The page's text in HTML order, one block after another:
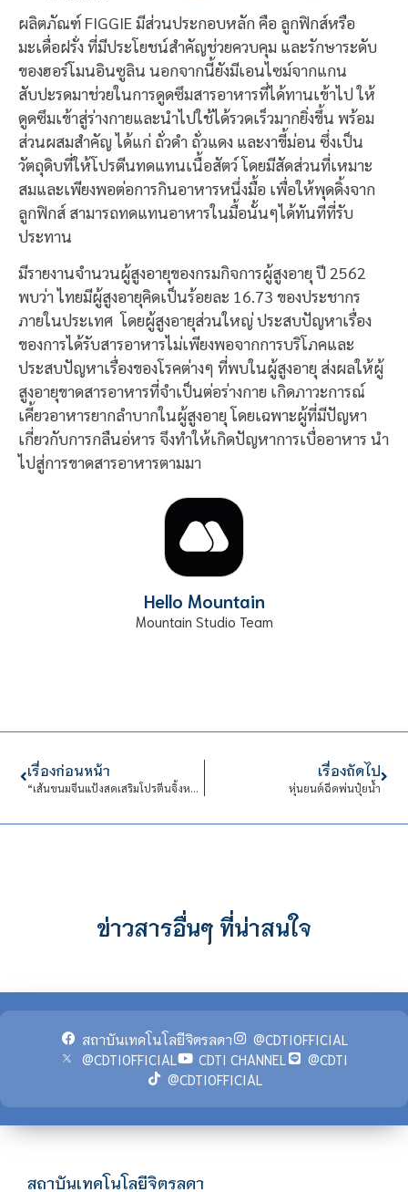
ผลิตภัณฑ์ FIGGIE มีส่วนประกอบหลัก คือ ลูกฟิกส์หรือ
มะเดื่อฝรั่ง ที่มีประโยชน์สำคัญช่วยควบคุม และรักษาระดับ
ของฮอร์โมนอินซูลิน นอกจากนี้ยังมีเอนไซม์จากแกน
สับปะรดมาช่วยในการดูดซึมสารอาหารที่ได้ทานเข้าไป ให้
ดูดซึมเข้าสู่ร่างกายและนำไปใช้ได้รวดเร็วมากยิ่งขึ้น พร้อม
ส่วนผสมสำคัญ ได้แก่ ถั่วดำ ถั่วแดง และงาขี้ม่อน ซึ่งเป็น
วัตถุดิบที่ให้โปรตีนทดแทนเนื้อสัตว์ โดยมีสัดส่วนที่เหมาะ
สมและเพียงพอต่อการกินอาหารหนึ่งมื้อ เพื่อให้พุดดิ้งจาก
ลูกฟิกส์ สามารถทดแทนอาหารในมื้อนั้นๆได้ทันทีที่รับ
ประทาน
มีรายงานจำนวนผู้สูงอายุของกรมกิจการผู้สูงอายุ ปี 2562
พบว่า ไทยมีผู้สูงอายุคิดเป็นร้อยละ 16.73 ของประชากร
ภายในประเทศ โดยผู้สูงอายุส่วนใหญ่ ประสบปัญหาเรื่อง
ของการได้รับสารอาหารไม่เพียงพอจากการบริโภคและ
ประสบปัญหาเรื่องของโรคต่างๆ ที่พบในผู้สูงอายุ ส่งผลให้ผู้
สูงอายุขาดสารอาหารที่จำเป็นต่อร่างกาย เกิดภาวะการณ์
เคี้ยวอาหารยากลำบากในผู้สูงอายุ โดยเฉพาะผู้ที่มีปัญหา
เกี่ยวกับการกลืนอ่หาร จึงทำให้เกิดปัญหาการเบื่ออาหาร นำ
ไปสู่การขาดสารอาหารตามมา
Hello Mountain
Mountain Studio Team
เรื่องก่อนหน้า
“เส้นขนมจีนแป้งสดเสริมโปรตีนจิ้งหรีด” รางวัลเหรียญทองนวัตกรรมสิ่งประดิษฐ์ ปี 2562
เรื่องถัดไป
​​​​​​​หุ่นยนต์ฉีดพ่นปุ๋ยน้ำ
ข่าวสารอื่นๆ ที่น่าสนใจ
สถาบันเทคโนโลยีจิตรลดา
@CDTIOFFICIAL
@CDTIOFFICIAL
CDTI CHANNEL
@CDTI
@CDTIOFFICIAL
สถาบันเทคโนโลยีจิตรลดา